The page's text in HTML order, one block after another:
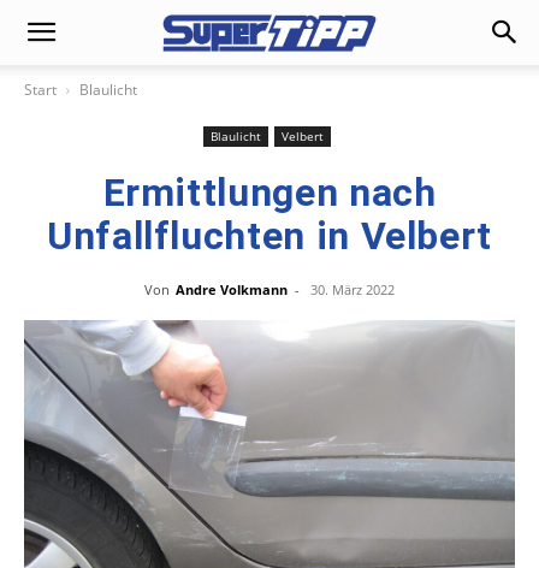
Start Blaulicht
Blaulicht Velbert
Ermittlungen nach
Unfallfluchten in Velbert
Von Andre Volkmann - 30. März 2022